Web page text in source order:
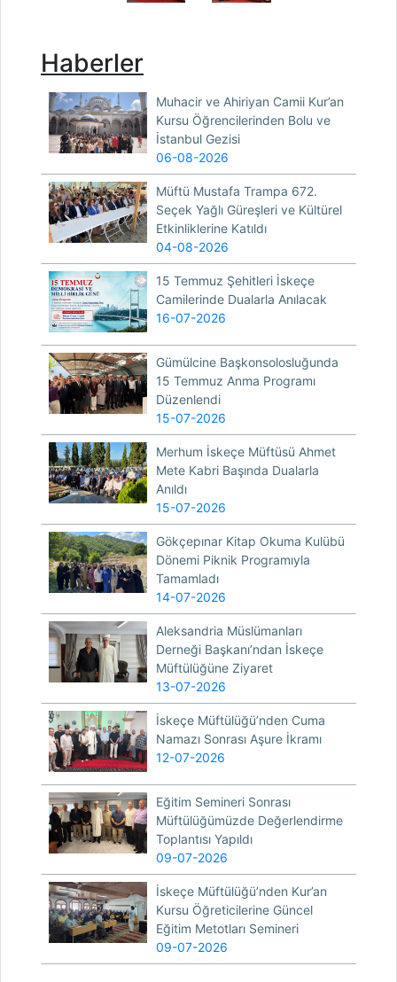
Haberler
Muhacir ve Ahiriyan Camii Kur’an
Kursu Öğrencilerinden Bolu ve
İstanbul Gezisi
06-08-2026
Müftü Mustafa Trampa 672.
Seçek Yağlı Güreşleri ve Kültürel
Etkinliklerine Katıldı
04-08-2026
15 Temmuz Şehitleri İskeçe
Camilerinde Dualarla Anılacak
16-07-2026
Gümülcine Başkonsolosluğunda
15 Temmuz Anma Programı
Düzenlendi
15-07-2026
Merhum İskeçe Müftüsü Ahmet
Mete Kabri Başında Dualarla
Anıldı
15-07-2026
Gökçepınar Kitap Okuma Kulübü
Dönemi Piknik Programıyla
Tamamladı
14-07-2026
Aleksandria Müslümanları
Derneği Başkanı’ndan İskeçe
Müftülüğüne Ziyaret
13-07-2026
İskeçe Müftülüğü’nden Cuma
Namazı Sonrası Aşure İkramı
12-07-2026
Eğitim Semineri Sonrası
Müftülüğümüzde Değerlendirme
Toplantısı Yapıldı
09-07-2026
İskeçe Müftülüğü’nden Kur’an
Kursu Öğreticilerine Güncel
Eğitim Metotları Semineri
09-07-2026